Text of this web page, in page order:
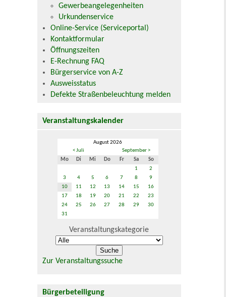
Gewerbeangelegenheiten
Urkundenservice
Online-Service (Serviceportal)
Kontaktformular
Öffnungszeiten
E-Rechnung FAQ
Bürgerservice von A-Z
Ausweisstatus
Defekte Straßenbeleuchtung melden
Veranstaltungskalender
August 2026
< Juli
September >
Mo
Di Mi Do Fr Sa
So
1
2
3
4 5 6 7 8
9
10
11 12 13 14 15
16
17
18 19 20 21 22
23
24
25 26 27 28 29
30
31
Veranstaltungskategorie
Zur Veranstaltungssuche
Bürgerbeteiligung